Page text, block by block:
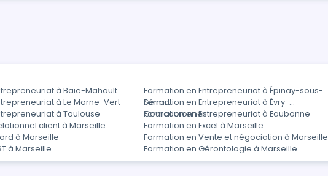
à Baie-Mahault
Formation en Entrepreneuriat à Épinay-sous-
Sénart
à Le Morne-Vert
Formation en Entrepreneuriat à Évry-
Courcouronnes
à Toulouse
Formation en Entrepreneuriat à Eaubonne
client à Marseille
Formation en Excel à Marseille
à Marseille
Formation en Vente et négociation à Marseille
à Marseille
Formation en Gérontologie à Marseille